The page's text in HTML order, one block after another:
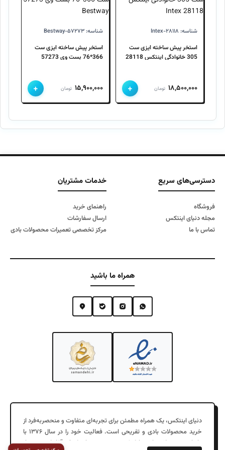
شناسه: Intex-۲۸۱۱۸
استخر پیش ساخته ایزی ست
305 خانوادگی اینتکس 28118
۱۸,۵۰۰,۰۰۰ تومان +
شناسه: Bestway-۵۷۲۷۳
استخر پیش ساخته ایزی ست
366*76 بست وی 57273
۱۵,۹۰۰,۰۰۰ تومان +
دسترسی‌های سریع
فروشگاه
مجله دنیای اینتکس
تماس با ما
خدمات مشتریان
راهنمای خرید
ارسال سفارشات
مرکز تخصصی تعمیرات محصولات بادی
همراه ما باشید
دنیای اینتکس، یک همراه مطمئن برای تجربه‌ای متفاوت و منحصربه‌فرد از
خرید محصولات بادی و تفریحی است. فعالیت خود را در سال ۱۳۷۶ با
واردات محصولات بادی با کیفیت در جزیره زیبای کیش آغاز کرد. پس از